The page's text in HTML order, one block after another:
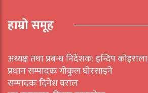
हाम्रो समूह
अध्यक्ष तथा प्रबन्ध निर्देशक: इन्दिप कोइराला
प्रधान सम्पादकः गोकुल घोरसाइने
सम्पादकः दिनेश वराल